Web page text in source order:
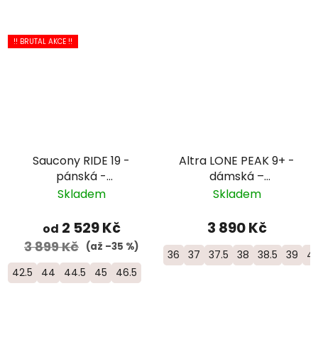
!! BRUTAL AKCE !!
Saucony RIDE 19 -
pánská -
oranžová/bílá
Skladem
od 2 529 Kč
3 899 Kč (až –35 %)
42.5 44 44.5 45 46.5
Altra LONE PEAK 9+ -
dámská –
černá/oranžová
Skladem
3 890 Kč
36 37 37.5 38 38.5 39